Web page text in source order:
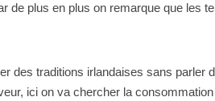
de plus en plus on remarque que les
des traditions irlandaises sans parler
ici on va chercher la